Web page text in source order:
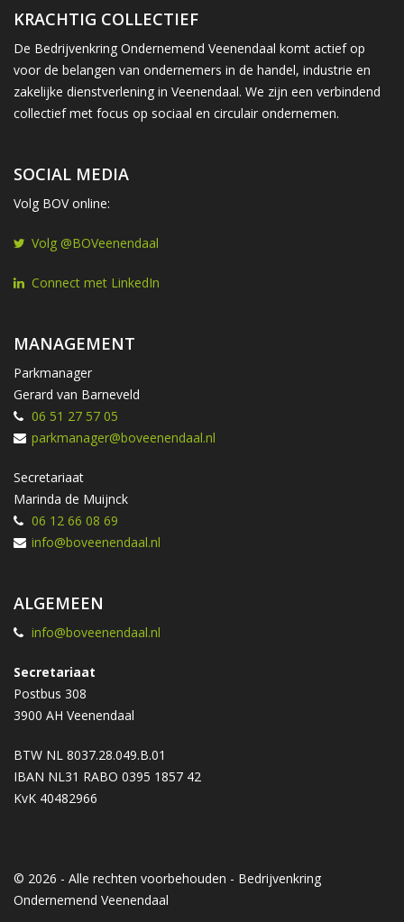
KRACHTIG COLLECTIEF
De Bedrijvenkring Ondernemend Veenendaal komt actief op
voor de belangen van ondernemers in de handel, industrie en
zakelijke dienstverlening in Veenendaal. We zijn een verbindend
collectief met focus op sociaal en circulair ondernemen.
SOCIAL MEDIA
Volg BOV online:
Volg @BOVeenendaal
Connect met LinkedIn
MANAGEMENT
Parkmanager
Gerard van Barneveld
06 51 27 57 05
parkmanager@boveenendaal.nl
Secretariaat
Marinda de Muijnck
06 12 66 08 69
info@boveenendaal.nl
ALGEMEEN
info@boveenendaal.nl
Secretariaat
Postbus 308
3900 AH Veenendaal
BTW NL 8037.28.049.B.01
IBAN NL31 RABO 0395 1857 42
KvK 40482966
© 2026 - Alle rechten voorbehouden - Bedrijvenkring
Ondernemend Veenendaal